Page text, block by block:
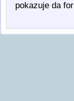
pokazuje da